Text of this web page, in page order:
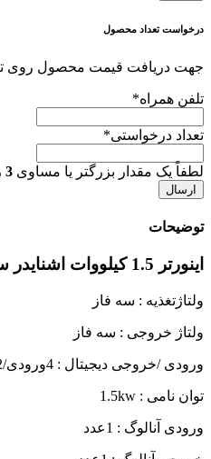
درخواست تعداد محصول
جهت دریافت قیمت محصول روی
تلفن همراه*
تعداد درخواستی*
لطفاً یک مقدار بزرگتر یا مساوی 3
توضیحات
اینورتر 1.5 کیلووات اشنایدر سری ATV310
ولتاژتغذیه : سه فاز
ولتاژ خروجی : سه فاز
ورودی /خروجی دیجیتال : 4ورودی/2خروجی
توان نامی : 1.5kw
ورودی آنالوگ : 1عدد